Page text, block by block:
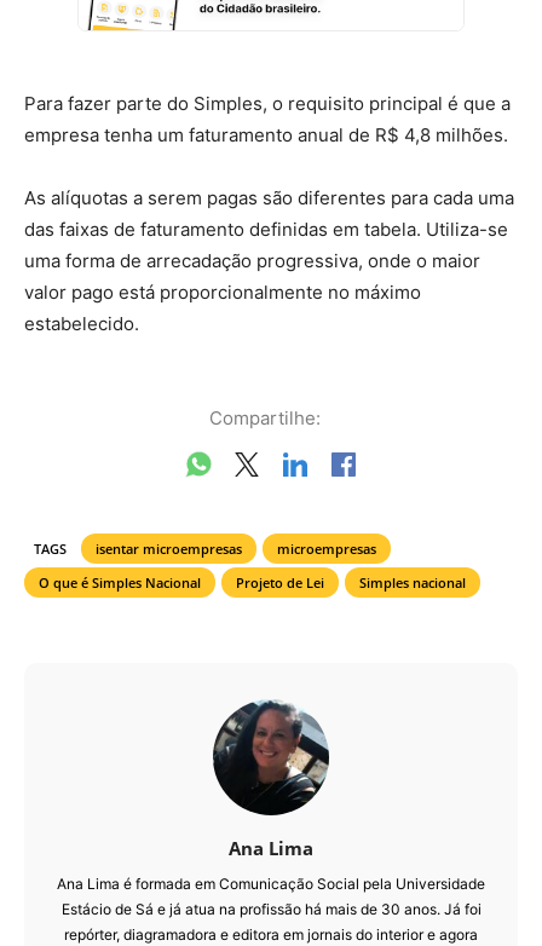
Para fazer parte do Simples, o requisito principal é que a
empresa tenha um faturamento anual de R$ 4,8 milhões.
As alíquotas a serem pagas são diferentes para cada uma
das faixas de faturamento definidas em tabela. Utiliza-se
uma forma de arrecadação progressiva, onde o maior
valor pago está proporcionalmente no máximo
estabelecido.
Compartilhe:
TAGS isentar microempresas
microempresas
O que é Simples Nacional
Projeto de Lei Simples nacional
Ana Lima
Ana Lima é formada em Comunicação Social pela Universidade
Estácio de Sá e já atua na profissão há mais de 30 anos. Já foi
repórter, diagramadora e editora em jornais do interior e agora